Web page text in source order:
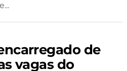
de
vagas do